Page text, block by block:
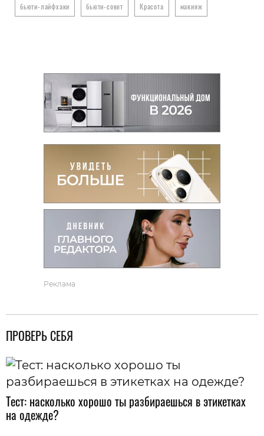
бьюти-лайфхаки бьюти-совет Красота макияж
Реклама
ПРОВЕРЬ СЕБЯ
Тест: насколько хорошо ты разбираешься в этикетках
на одежде?